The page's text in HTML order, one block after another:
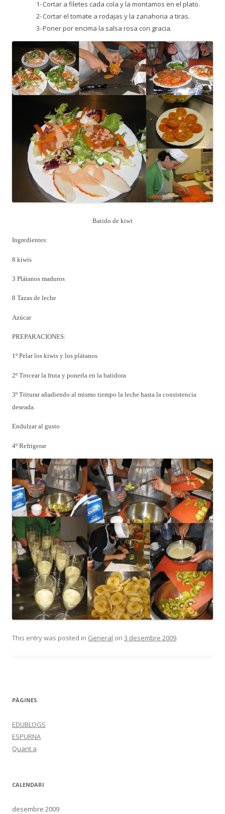
1-Cortar a filetes cada cola y la montamos en el plato.
2-Cortar el tomate a rodajas y la zanahoria a tiras.
3-Poner por encima la salsa rosa con gracia.
Batido de kiwi
Ingredientes:
8 kiwis
3 Plátanos maduros
8 Tazas de leche
Azúcar
PREPARACIONES:
1º Pelar los kiwis y los plátanos
2º Trocear la fruta y ponerla en la batidora
3º Triturar añadiendo al mismo tiempo la leche hasta la consistencia
deseada.
Endulzar al gusto
4º Refrigerar
This entry was posted in General on 3 desembre 2009.
PÀGINES
EDUBLOGS
ESPURNA
Quant a
CALENDARI
desembre 2009